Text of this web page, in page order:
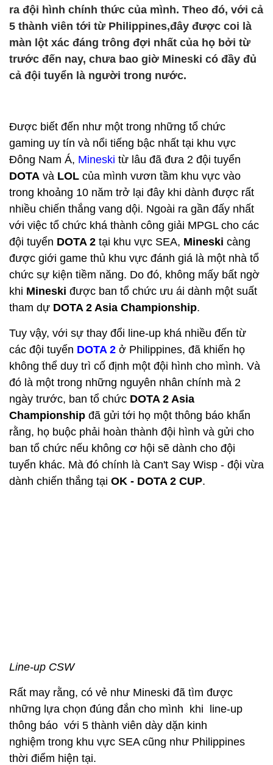
ra đội hình chính thức của mình. Theo đó, với cả
5 thành viên tới từ Philippines,đây được coi là
màn lột xác đáng trông đợi nhất của họ bởi từ
trước đến nay, chưa bao giờ Mineski có đầy đủ
cả đội tuyển là người trong nước.
Được biết đến như một trong những tổ chức
gaming uy tín và nổi tiếng bậc nhất tại khu vực
Đông Nam Á, Mineski từ lâu đã đưa 2 đội tuyển
DOTA và LOL của mình vươn tầm khu vực vào
trong khoảng 10 năm trở lại đây khi dành được rất
nhiều chiến thắng vang dội. Ngoài ra gần đấy nhất
với việc tổ chức khá thành công giải MPGL cho các
đội tuyển DOTA 2 tại khu vực SEA, Mineski càng
được giới game thủ khu vực đánh giá là một nhà tổ
chức sự kiện tiềm năng. Do đó, không mấy bất ngờ
khi Mineski được ban tổ chức ưu ái dành một suất
tham dự DOTA 2 Asia Championship.
Tuy vậy, với sự thay đổi line-up khá nhiều đến từ
các đội tuyển DOTA 2 ở Philippines, đã khiến họ
không thể duy trì cố định một đội hình cho mình. Và
đó là một trong những nguyên nhân chính mà 2
ngày trước, ban tổ chức DOTA 2 Asia
Championship đã gửi tới họ một thông báo khẩn
rằng, họ buộc phải hoàn thành đội hình và gửi cho
ban tổ chức nếu không cơ hội sẽ dành cho đội
tuyển khác. Mà đó chính là Can't Say Wisp - đội vừa
dành chiến thắng tại OK - DOTA 2 CUP.
Line-up CSW
Rất may rằng, có vẻ như Mineski đã tìm được
những lựa chọn đúng đắn cho mình khi line-up
thông báo với 5 thành viên dày dặn kinh
nghiệm trong khu vực SEA cũng như Philippines
thời điểm hiện tại.